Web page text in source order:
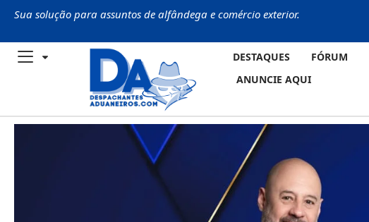
Sua solução para assuntos de alfândega e comércio exterior.
DESTAQUES FÓRUM
ANUNCIE AQUI